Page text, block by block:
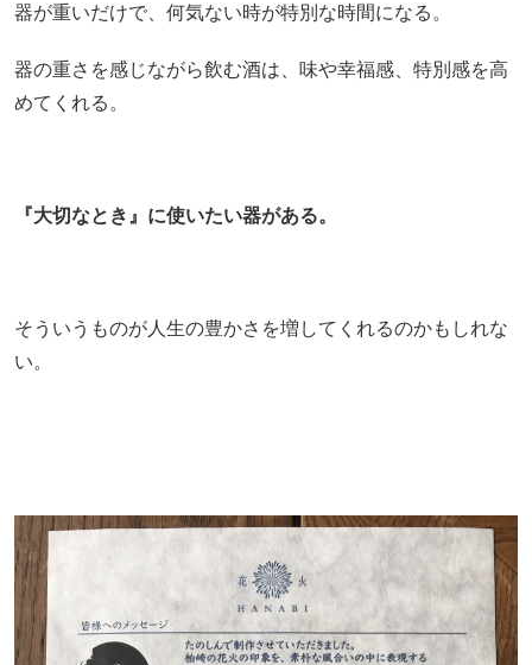
器が重いだけで、何気ない時が特別な時間になる。
器の重さを感じながら飲む酒は、味や幸福感、特別感を高
めてくれる。
『大切なとき』に使いたい器がある。
そういうものが人生の豊かさを増してくれるのかもしれな
い。